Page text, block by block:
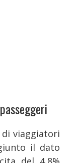
di viaggiatori
il dato